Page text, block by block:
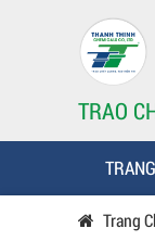
TRAO
Trang